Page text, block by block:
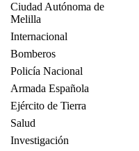
Ciudad Autónoma de
Melilla
Internacional
Bomberos
Policía Nacional
Armada Española
Ejército de Tierra
Salud
Investigación